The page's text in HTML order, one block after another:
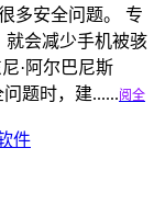
多安全问题。 专
就会减少手机被骇
·阿尔巴尼斯
问题时，建......阅全
件